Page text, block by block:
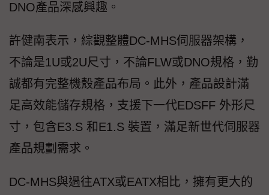
DNO產品深感興趣。
許健南表示，綜觀整體DC-MHS伺服器架構，
不論是1U或2U尺寸，不論FLW或DNO規格，勤
誠都有完整機殼產品布局。此外，產品設計滿
足高效能儲存規格，支援下一代EDSFF 外形尺
寸，包含E3.S 和E1.S 裝置，滿足新世代伺服器
產品規劃需求。
DC-MHS與過往ATX或EATX相比，擁有更大的